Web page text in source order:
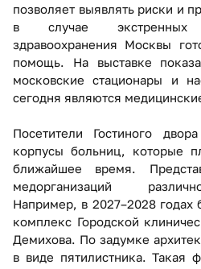
позволяет выявлять риски и
в случае экстренных
здравоохранения Москвы
помощь. На выставке
московские стационары и
сегодня являются
Посетители Гостиного
корпусы больниц, которые
ближайшее время.
медорганизаций
Например, в 2027–2028 годах
комплекс Городской
Демихова. По задумке
в виде пятилистника. Такая